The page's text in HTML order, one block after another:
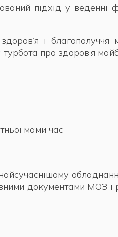
підхід у веденні
і
про здоров’я
мами час
документами МОЗ і